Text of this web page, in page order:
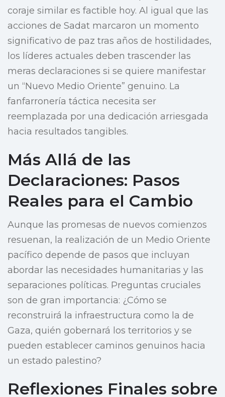
coraje similar es factible hoy. Al igual que las
acciones de Sadat marcaron un momento
significativo de paz tras años de hostilidades,
los líderes actuales deben trascender las
meras declaraciones si se quiere manifestar
un “Nuevo Medio Oriente” genuino. La
fanfarronería táctica necesita ser
reemplazada por una dedicación arriesgada
hacia resultados tangibles.
Más Allá de las
Declaraciones: Pasos
Reales para el Cambio
Aunque las promesas de nuevos comienzos
resuenan, la realización de un Medio Oriente
pacífico depende de pasos que incluyan
abordar las necesidades humanitarias y las
separaciones políticas. Preguntas cruciales
son de gran importancia: ¿Cómo se
reconstruirá la infraestructura como la de
Gaza, quién gobernará los territorios y se
pueden establecer caminos genuinos hacia
un estado palestino?
Reflexiones Finales sobre